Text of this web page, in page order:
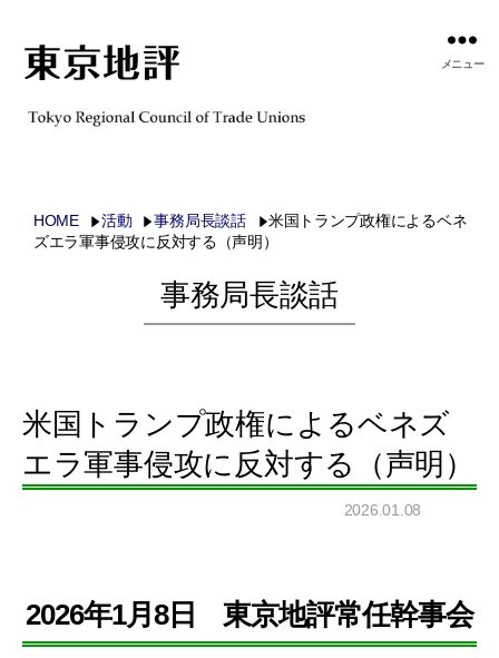
メニュー
HOME 活動 事務局長談話
米国トランプ政権によるベネ
ズエラ軍事侵攻に反対する（声明）
事務局長談話
米国トランプ政権によるベネズ
エラ軍事侵攻に反対する（声明）
2026.01.08
2026年1月8日 東京地評常任幹事会